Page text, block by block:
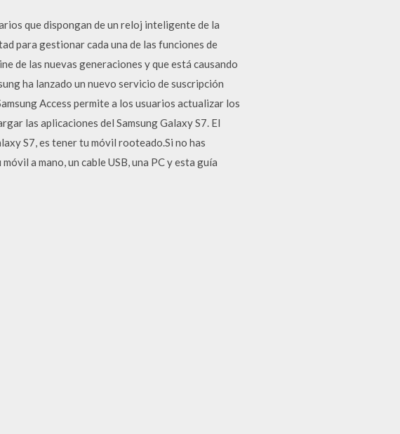
que dispongan de un reloj inteligente de la
para gestionar cada una de las funciones de
de las nuevas generaciones y que está causando
ha lanzado un nuevo servicio de suscripción
Access permite a los usuarios actualizar los
las aplicaciones del Samsung Galaxy S7. El
S7, es tener tu móvil rooteado.Si no has
a mano, un cable USB, una PC y esta guía